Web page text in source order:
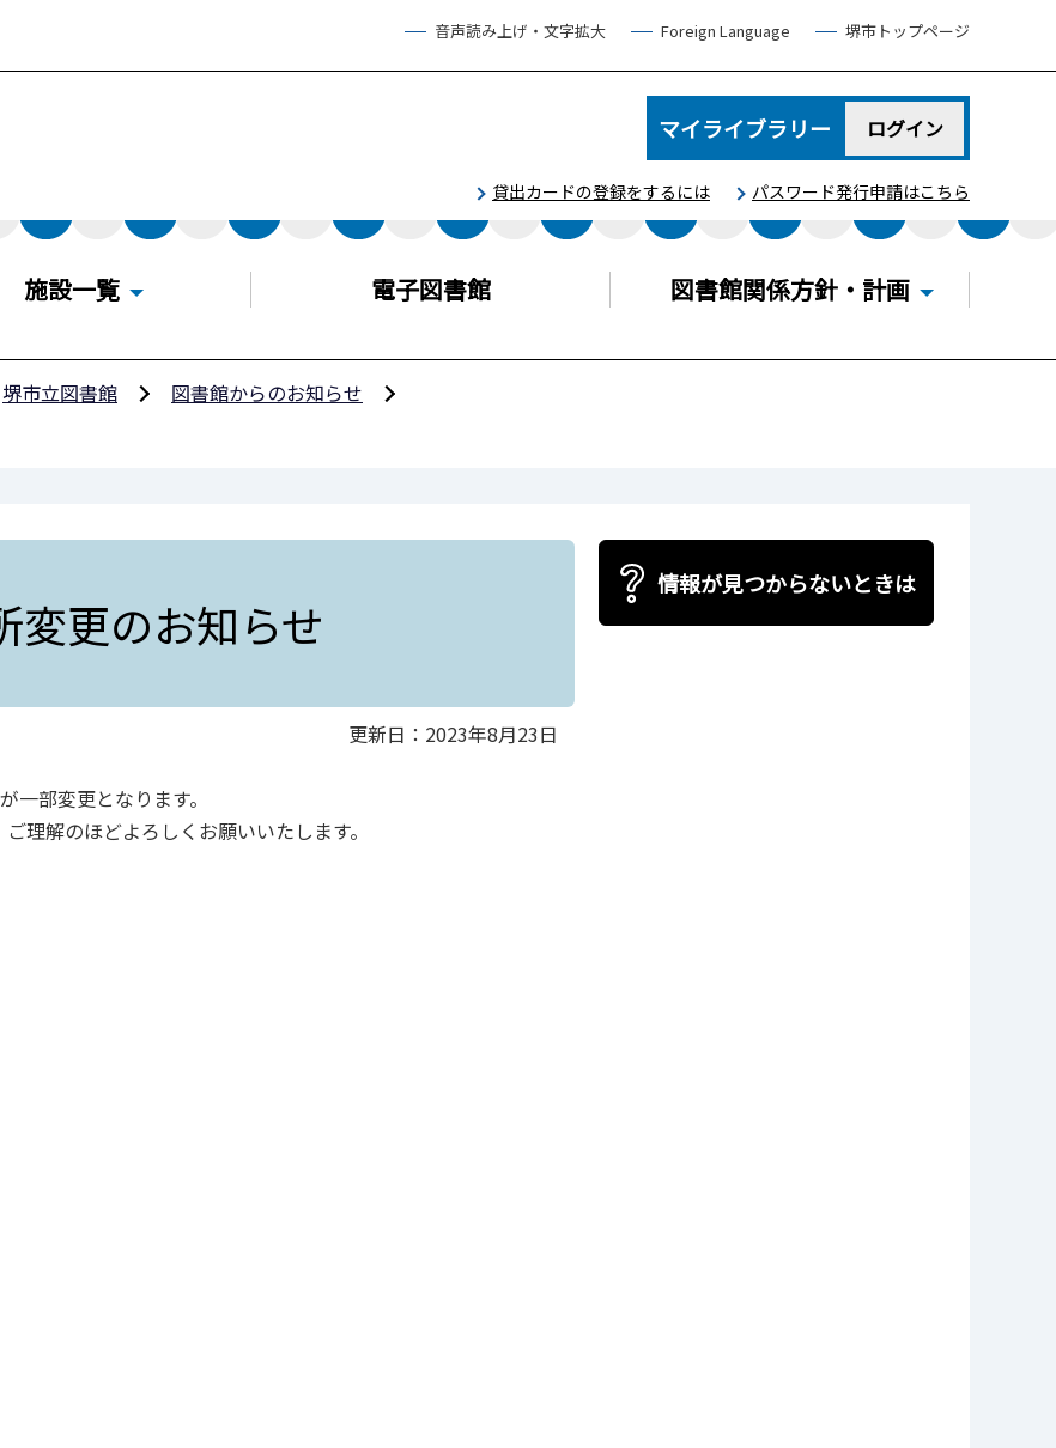
音声読み上げ・文字拡大 Foreign Language 堺市トップページ
マイライブラリー ログイン
貸出カードの登録をするには パスワード発行申請はこちら
施設一覧 電子図書館 図書館関係方針・計画
堺市立図書館
図書館からのお知らせ
更のお知らせ
更新日：2023年8月23日
一部変更となります。
理解のほどよろしくお願いいたします。
情報が見つからないときは